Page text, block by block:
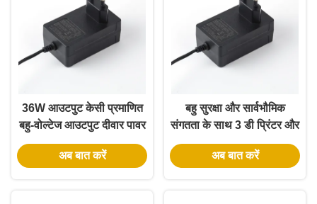
36W आउटपुट केसी प्रमाणित
बहु-वोल्टेज आउटपुट दीवार पावर
एडाप्टर एसी डीसी पावर एडाप्टर
अब बात करें
बहु सुरक्षा और सार्वभौमिक
संगतता के साथ 3 डी प्रिंटर और
सीएनसी के लिए 24 वी 2 ए वॉल
पावर एडाप्टर
अब बात करें